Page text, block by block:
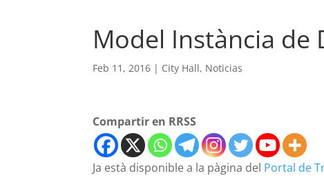
Model Instància de
Feb 11, 2016 | City Hall, Noticias
Compartir en RRSS
Ja està disponible a la pàgina del Portal de